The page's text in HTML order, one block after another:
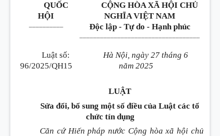
QUỐC
HỘI
CỘNG HÒA XÃ HỘI CHỦ
NGHĨA VIỆT NAM
Độc lập - Tự do - Hạnh phúc
Luật số:
96/2025/QH15
Hà Nội, ngày 27 tháng 6
năm 2025
LUẬT
Sửa đổi, bổ sung một số điều của Luật các tổ
chức tín dụng
Căn cứ Hiến pháp nước Cộng hòa xã hội chủ